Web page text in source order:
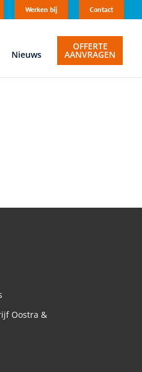
Werken bij Contact
Nieuws
OFFERTE
AANVRAGEN